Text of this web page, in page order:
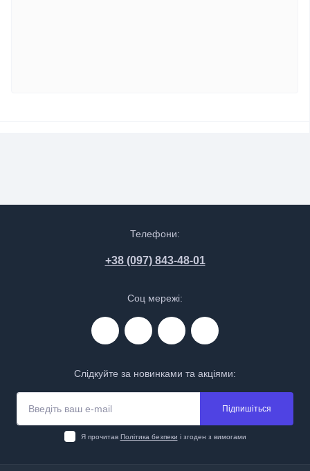
Телефони:
+38 (097) 843-48-01
Соц мережі:
Слідкуйте за новинками та акціями:
Підпишіться
Я прочитав Політика безпеки і згоден з вимогами